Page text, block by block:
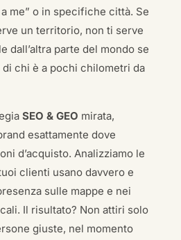
me” o in specifiche città. Se
un territorio, non ti serve
dall’altra parte del mondo se
di chi è a pochi chilometri da
SEO & GEO mirata,
esattamente dove
d’acquisto. Analizziamo le
clienti usano davvero e
sulle mappe e nei
Il risultato? Non attiri solo
giuste, nel momento